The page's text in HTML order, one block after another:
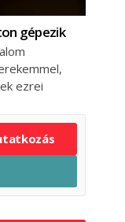
gépezik
ezrei